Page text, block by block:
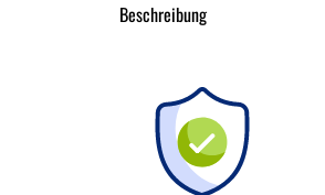
Beschreibung